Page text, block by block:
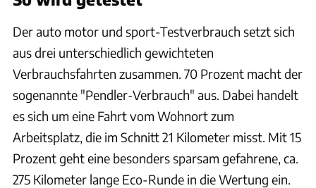
Der auto motor und sport-Testverbrauch setzt sich
aus drei unterschiedlich gewichteten
Verbrauchsfahrten zusammen. 70 Prozent macht der
sogenannte "Pendler-Verbrauch" aus. Dabei handelt
es sich um eine Fahrt vom Wohnort zum
Arbeitsplatz, die im Schnitt 21 Kilometer misst. Mit 15
Prozent geht eine besonders sparsam gefahrene, ca.
275 Kilometer lange Eco-Runde in die Wertung ein.